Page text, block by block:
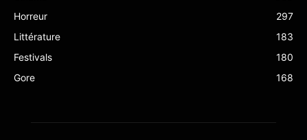
Horreur
297
Littérature
183
Festivals
180
Gore
168